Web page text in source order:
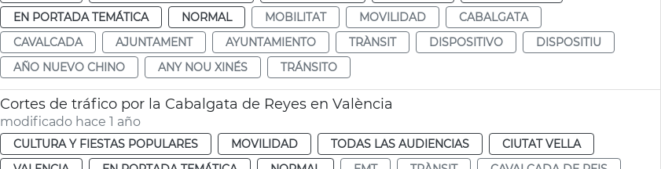
EN PORTADA TEMÁTICA
NORMAL MOBILITAT MOVILIDAD
CABALGATA
CAVALCADA
AJUNTAMENT AYUNTAMIENTO TRÀNSIT DISPOSITIVO
DISPOSITIU
AÑO NUEVO CHINO
ANY NOU XINÉS TRÁNSITO
Cortes de tráfico por la Cabalgata de Reyes en València
modificado hace 1 año
CULTURA Y FIESTAS POPULARES MOVILIDAD TODAS LAS AUDIENCIAS
CIUTAT VELLA